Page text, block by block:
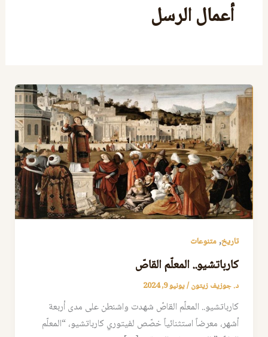
أعمال الرسل
تاريخ,متنوعات
كارباتشيو.. المعلّم القاصّ
د. جوزيف زيتون/يونيو 9, 2024
كارباتشيو.. المعلّم القاصّ شهدت واشنطن على مدى أربعة
أشهر، معرضاً استثنائياً خصّص لفيتوري كارباتشيو، “المعلّم